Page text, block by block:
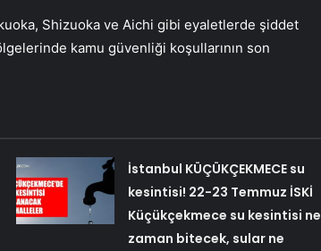
Shizuoka ve Aichi gibi eyaletlerde şiddet
kamu güvenliği koşullarının son
İstanbul KÜÇÜKÇEKMECE su
kesintisi! 22-23 Temmuz İSKİ
Küçükçekmece su kesintisi ne
zaman bitecek, sular ne